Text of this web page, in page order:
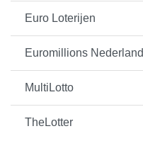
Euro Loterijen
Euromillions Nederland
MultiLotto
TheLotter